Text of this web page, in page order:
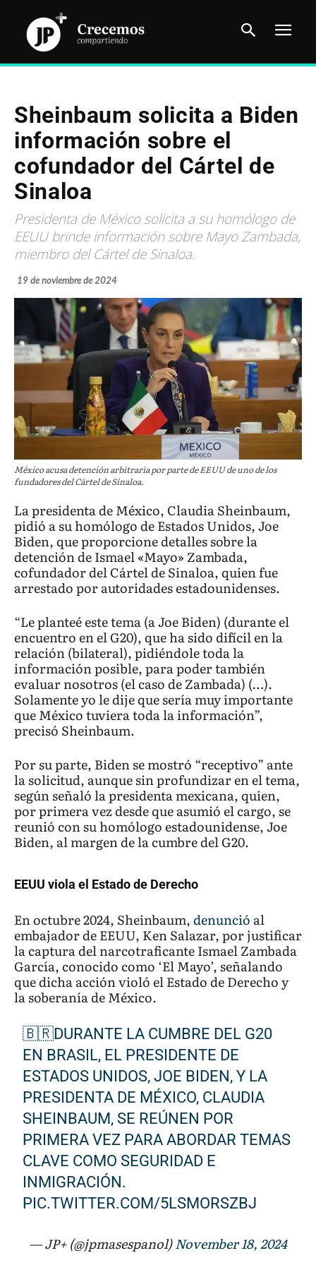
Sheinbaum solicita a Biden
información sobre el
cofundador del Cártel de
Sinaloa
Presidenta de México solicita a su homólogo de
EEUU brinde información sobre Mayo Zambada,
miembro del Cártel de Sinaloa.
19 de noviembre de 2024
México acusa detención arbitraria por parte de EEUU de uno de los
fundadores del Cártel de Sinaloa.
La presidenta de México, Claudia Sheinbaum,
pidió a su homólogo de Estados Unidos, Joe
Biden, que proporcione detalles sobre la
detención de Ismael «Mayo» Zambada,
cofundador del Cártel de Sinaloa, quien fue
arrestado por autoridades estadounidenses.
“Le planteé este tema (a Joe Biden) (durante el
encuentro en el G20), que ha sido difícil en la
relación (bilateral), pidiéndole toda la
información posible, para poder también
evaluar nosotros (el caso de Zambada) (…).
Solamente yo le dije que sería muy importante
que México tuviera toda la información”,
precisó Sheinbaum.
Por su parte, Biden se mostró “receptivo” ante
la solicitud, aunque sin profundizar en el tema,
según señaló la presidenta mexicana, quien,
por primera vez desde que asumió el cargo, se
reunió con su homólogo estadounidense, Joe
Biden, al margen de la cumbre del G20.
EEUU viola el Estado de Derecho
En octubre 2024, Sheinbaum,denunció al
embajador de EEUU, Ken Salazar, por justificar
la captura del narcotraficante Ismael Zambada
García, conocido como ‘El Mayo’, señalando
que dicha acción violó el Estado de Derecho y
la soberanía de México.
🇧🇷DURANTE LA CUMBRE DEL G20
EN BRASIL, EL PRESIDENTE DE
ESTADOS UNIDOS, JOE BIDEN, Y LA
PRESIDENTA DE MÉXICO, CLAUDIA
SHEINBAUM, SE REÚNEN POR
PRIMERA VEZ PARA ABORDAR TEMAS
CLAVE COMO SEGURIDAD E
INMIGRACIÓN.
PIC.TWITTER.COM/5LSMORSZBJ
— JP+ (@jpmasespanol)November 18, 2024